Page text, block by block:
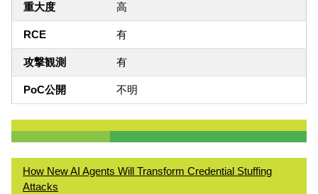
重大度 高
RCE 有
攻撃観測 有
PoC公開 不明
How New AI Agents Will Transform Credential Stuffing
Attacks